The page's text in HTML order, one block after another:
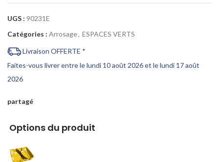
UGS : 90231E
Catégories : Arrosage, ESPACES VERTS
Livraison OFFERTE *
Faites-vous livrer entre le lundi 10 août 2026 et le lundi 17 août
2026
partagé
Options du produit